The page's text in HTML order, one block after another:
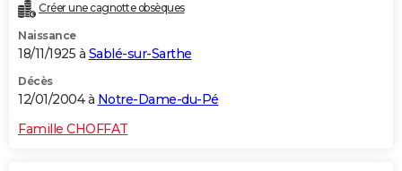
Créer une cagnotte obsèques
Naissance
18/11/1925 à Sablé-sur-Sarthe
Décès
12/01/2004 à Notre-Dame-du-Pé
Famille CHOFFAT